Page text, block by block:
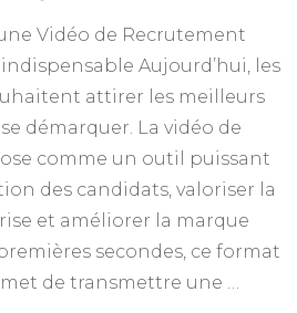
Vidéo de Recrutement
Aujourd’hui, les
attirer les meilleurs
démarquer. La vidéo de
comme un outil puissant
des candidats, valoriser la
et améliorer la marque
secondes, ce format
de transmettre une …